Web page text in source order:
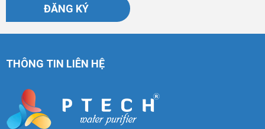
ĐĂNG KÝ
THÔNG TIN LIÊN HỆ